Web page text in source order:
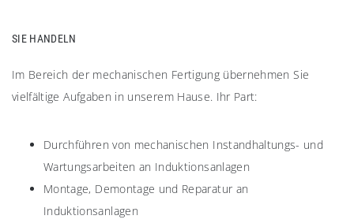
SIE HANDELN
Im Bereich der mechanischen Fertigung übernehmen Sie
vielfältige Aufgaben in unserem Hause. Ihr Part:
Durchführen von mechanischen Instandhaltungs- und
Wartungsarbeiten an Induktionsanlagen
Montage, Demontage und Reparatur an
Induktionsanlagen